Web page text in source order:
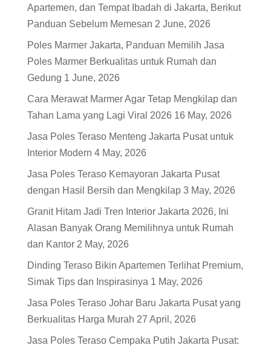
Apartemen, dan Tempat Ibadah di Jakarta, Berikut
Panduan Sebelum Memesan 2 June, 2026
Poles Marmer Jakarta, Panduan Memilih Jasa
Poles Marmer Berkualitas untuk Rumah dan
Gedung 1 June, 2026
Cara Merawat Marmer Agar Tetap Mengkilap dan
Tahan Lama yang Lagi Viral 2026 16 May, 2026
Jasa Poles Teraso Menteng Jakarta Pusat untuk
Interior Modern 4 May, 2026
Jasa Poles Teraso Kemayoran Jakarta Pusat
dengan Hasil Bersih dan Mengkilap 3 May, 2026
Granit Hitam Jadi Tren Interior Jakarta 2026, Ini
Alasan Banyak Orang Memilihnya untuk Rumah
dan Kantor 2 May, 2026
Dinding Teraso Bikin Apartemen Terlihat Premium,
Simak Tips dan Inspirasinya 1 May, 2026
Jasa Poles Teraso Johar Baru Jakarta Pusat yang
Berkualitas Harga Murah 27 April, 2026
Jasa Poles Teraso Cempaka Putih Jakarta Pusat: